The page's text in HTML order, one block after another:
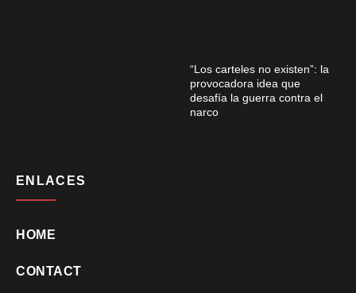
“Los carteles no existen”: la
provocadora idea que
desafía la guerra contra el
narco
ENLACES
HOME
CONTACT